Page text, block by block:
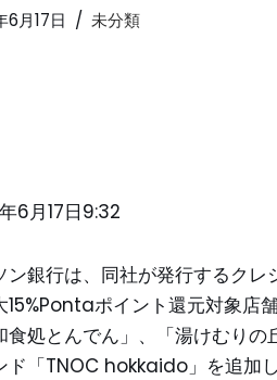
6月17日 未分類
6月17日9:32
ン銀行は、同社が発行するク
15%Pontaポイント還元対象店
食処とんでん」、「湯けむり
ド「TNOC hokkaido」を追加し